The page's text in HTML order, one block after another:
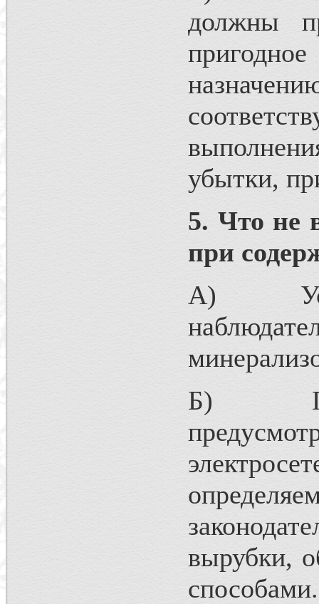
должны
убытки,
5. Что не
при
А)
Б)
вырубки,
способами.